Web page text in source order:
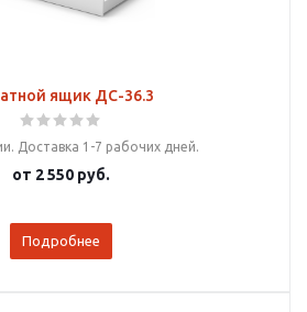
ящик ДС-36.3
Доставка 1-7 рабочих дней.
от 2 550 руб.
Подробнее